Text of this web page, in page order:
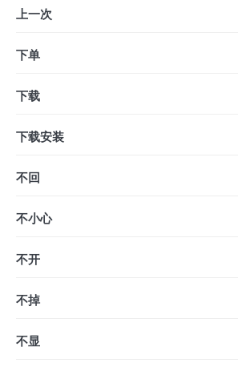
上一次
下单
下载
下载安装
不回
不小心
不开
不掉
不显